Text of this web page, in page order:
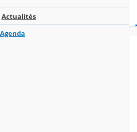
Actualités
Agenda